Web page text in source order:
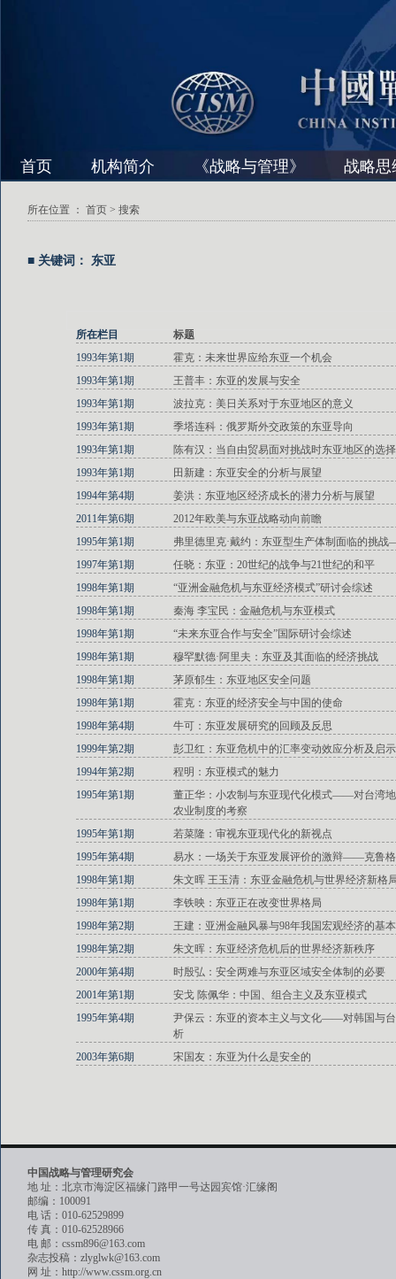
首页 机构简介 《战略与管理》 战略思
所在位置 ： 首页 > 搜索
■ 关键词： 东亚
所在栏目
标题
1993年第1期
霍克：未来世界应给东亚一个机会
1993年第1期
王普丰：东亚的发展与安全
1993年第1期
波拉克：美日关系对于东亚地区的意义
1993年第1期
季塔连科：俄罗斯外交政策的东亚导向
1993年第1期
陈有汉：当自由贸易面对挑战时东亚地区的选择
1993年第1期
田新建：东亚安全的分析与展望
1994年第4期
姜洪：东亚地区经济成长的潜力分析与展望
2011年第6期
2012年欧美与东亚战略动向前瞻
1995年第1期
弗里德里克·戴约：东亚型生产体制面临的挑
1997年第1期
任晓：东亚：20世纪的战争与21世纪的和平
1998年第1期
“亚洲金融危机与东亚经济模式”研讨会综述
1998年第1期
秦海 李宝民：金融危机与东亚模式
1998年第1期
“未来东亚合作与安全”国际研讨会综述
1998年第1期
穆罕默德·阿里夫：东亚及其面临的经济挑战
1998年第1期
茅原郁生：东亚地区安全问题
1998年第1期
霍克：东亚的经济安全与中国的使命
1998年第4期
牛可：东亚发展研究的回顾及反思
1999年第2期
彭卫红：东亚危机中的汇率变动效应分析及启示
1994年第2期
程明：东亚模式的魅力
1995年第1期
董正华：小农制与东亚现代化模式——对台湾
农业制度的考察
1995年第1期
若菜隆：审视东亚现代化的新视点
1995年第4期
易水：一场关于东亚发展评价的激辩——克鲁
1998年第1期
朱文晖 王玉清：东亚金融危机与世界经济新格
1998年第1期
李铁映：东亚正在改变世界格局
1998年第2期
王建：亚洲金融风暴与98年我国宏观经济的基
1998年第2期
朱文晖：东亚经济危机后的世界经济新秩序
2000年第4期
时殷弘：安全两难与东亚区域安全体制的必要
2001年第1期
安戈 陈佩华：中国、组合主义及东亚模式
1995年第4期
尹保云：东亚的资本主义与文化——对韩国与
析
2003年第6期
宋国友：东亚为什么是安全的
中国战略与管理研究会
地 址：北京市海淀区福缘门路甲一号达园宾馆·汇缘阁
邮编：100091
电 话：010-62529899
传 真：010-62528966
电 邮：cssm896@163.com
杂志投稿：zlyglwk@163.com
网 址：http://www.cssm.org.cn